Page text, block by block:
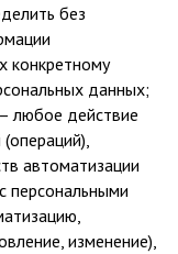
без
конкретному
данных;
любое действие
автоматизации
персональными
изменение),